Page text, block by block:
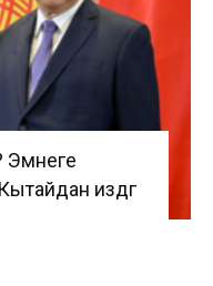
Эмнеге
издөөгө